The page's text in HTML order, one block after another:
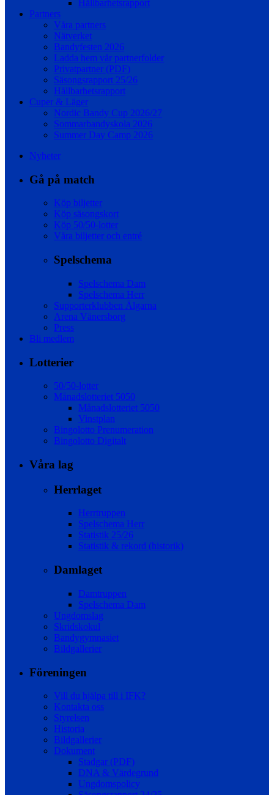
Hållbarhetsrapport
Partners
Våra partners
Nätverket
Bandyfesten 2026
Ladda hem vår partnerfolder
Privatpartner (PDF)
Säsongsrapport 25/26
Hållbarhetsrapport
Cuper & Läger
Nordic Bandy Cup 2026/27
Sommarbandyskola 2026
Summer Day Camp 2026
Nyheter
Gå på match
Köp biljetter
Köp säsongskort
Köp 50/50-lotter
Våra biljetter och entré
Spelschema
Spelschema Dam
Spelschema Herr
Supporterklubben Älgarna
Arena Vänersborg
Press
Bli medlem
Lotterier
50/50-lotter
Månadslotteriet 5050
Månadslotteriet 5050
Vinstplan
Bingolotto Prenumeration
Bingolotto Digitalt
Våra lag
Herrlaget
Herrtruppen
Spelschema Herr
Statistik 25/26
Statistik & rekord (historik)
Damlaget
Damtruppen
Spelschema Dam
Ungdomslag
Skridskokul
Bandygymnasiet
Bildgallerier
Föreningen
Vill du hjälpa till i IFK?
Kontakta oss
Styrelsen
Historia
Bildgallerier
Dokument
Stadgar (PDF)
DNA & Värdegrund
Ungdomspolicy